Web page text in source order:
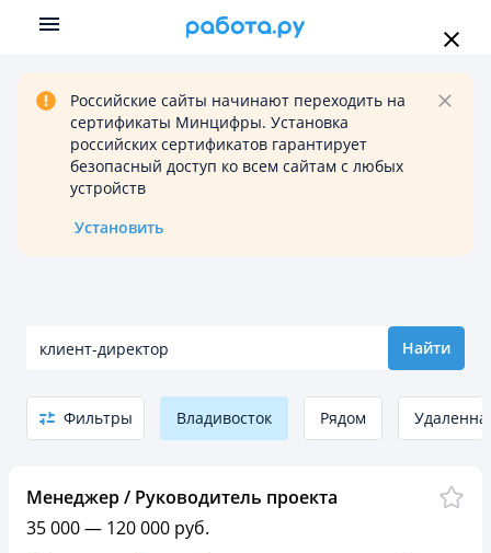
Российские сайты начинают переходить на
сертификаты Минцифры. Установка
российских сертификатов гарантирует
безопасный доступ ко всем сайтам с любых
устройств
Установить
Найти
Фильтры Владивосток Рядом
Менеджер / Руководитель проекта
35 000 — 120 000 руб.